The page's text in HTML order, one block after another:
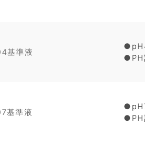
基準液
●PH
基準液
●PH